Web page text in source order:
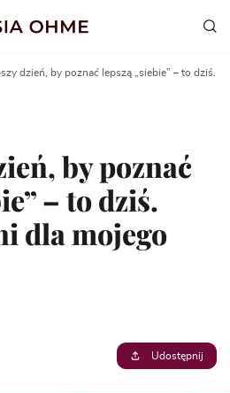
dzień, by poznać lepszą „siebie” – to dziś.
by poznać
– to dziś.
dla mojego
Udostępnij